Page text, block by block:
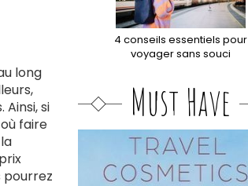
long
si
faire
pourrez
4 conseils essentiels pour
voyager sans souci
Must Have